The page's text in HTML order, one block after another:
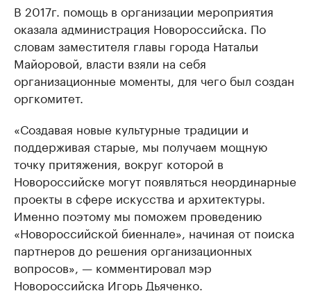
В 2017г. помощь в организации мероприятия
оказала администрация Новороссийска. По
словам заместителя главы города Натальи
Майоровой, власти взяли на себя
организационные моменты, для чего был создан
оргкомитет.
«Создавая новые культурные традиции и
поддерживая старые, мы получаем мощную
точку притяжения, вокруг которой в
Новороссийске могут появляться неординарные
проекты в сфере искусства и архитектуры.
Именно поэтому мы поможем проведению
«Новороссийской биеннале», начиная от поиска
партнеров до решения организационных
вопросов», — комментировал мэр
Новороссийска Игорь Дьяченко.